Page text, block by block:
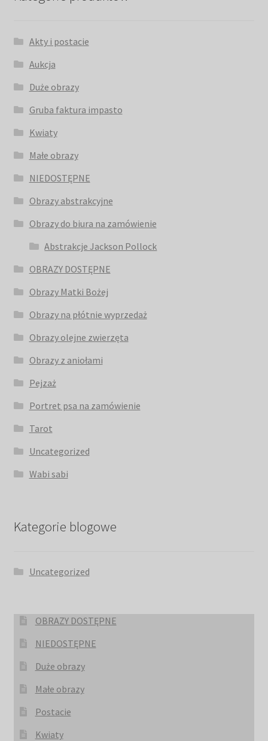
Akty i postacie
Aukcja
Duże obrazy
Gruba faktura impasto
Kwiaty
Małe obrazy
NIEDOSTĘPNE
Obrazy abstrakcyjne
Obrazy do biura na zamówienie
Abstrakcje Jackson Pollock
OBRAZY DOSTĘPNE
Obrazy Matki Bożej
Obrazy na płótnie wyprzedaż
Obrazy olejne zwierzęta
Obrazy z aniołami
Pejzaż
Portret psa na zamówienie
Tarot
Uncategorized
Wabi sabi
Kategorie blogowe
Uncategorized
OBRAZY DOSTĘPNE
NIEDOSTĘPNE
Duże obrazy
Małe obrazy
Postacie
Kwiaty